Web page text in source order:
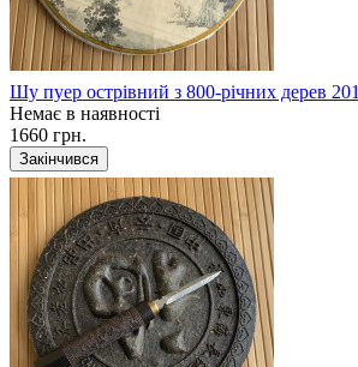
Шу пуер острівний з 800-річних дерев
Немає в наявності
1660 грн.
Закінчився